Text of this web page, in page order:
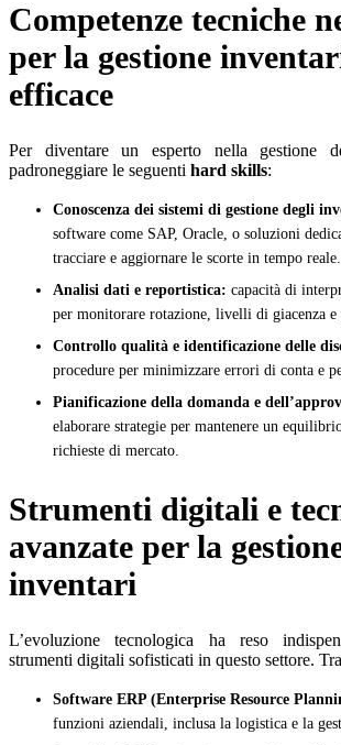
Competenze tecniche
per la gestione
efficace
Per diventare un esperto nella gestione
padroneggiare le seguenti hard skills:
Conoscenza dei sistemi di gestione degli
software come SAP, Oracle, o soluzioni
tracciare e aggiornare le scorte in tempo reale.
Analisi dati e reportistica: capacità di
per monitorare rotazione, livelli di giacenza e
Controllo qualità e identificazione delle
procedure per minimizzare errori di conta e
Pianificazione della domanda e
elaborare strategie per mantenere un
richieste di mercato.
Strumenti digitali e
avanzate per la
inventari
L’evoluzione tecnologica ha reso
strumenti digitali sofisticati in questo settore.
Software ERP (Enterprise Resource
funzioni aziendali, inclusa la logistica e la